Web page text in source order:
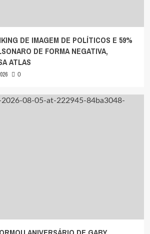
DE IMAGEM DE POLÍTICOS E 59%
DE FORMA NEGATIVA,
ATLAS
0